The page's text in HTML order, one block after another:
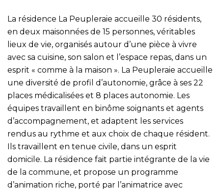
La résidence La Peupleraie accueille 30 résidents,
en deux maisonnées de 15 personnes, véritables
lieux de vie, organisés autour d’une pièce à vivre
avec sa cuisine, son salon et l’espace repas, dans un
esprit « comme à la maison ». La Peupleraie accueille
une diversité de profil d’autonomie, grâce à ses 22
places médicalisées et 8 places autonomie. Les
équipes travaillent en binôme soignants et agents
d’accompagnement, et adaptent les services
rendus au rythme et aux choix de chaque résident.
Ils travaillent en tenue civile, dans un esprit
domicile. La résidence fait partie intégrante de la vie
de la commune, et propose un programme
d’animation riche, porté par l’animatrice avec